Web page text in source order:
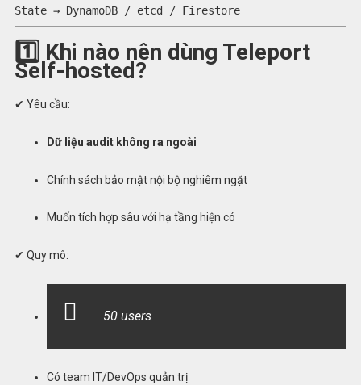
State → DynamoDB / etcd / Firestore
1️⃣ Khi nào nên dùng Teleport
Self-hosted?
✔ Yêu cầu:
Dữ liệu audit không ra ngoài
Chính sách bảo mật nội bộ nghiêm ngặt
Muốn tích hợp sâu với hạ tầng hiện có
✔ Quy mô:
50 users
Có team IT/DevOps quản trị